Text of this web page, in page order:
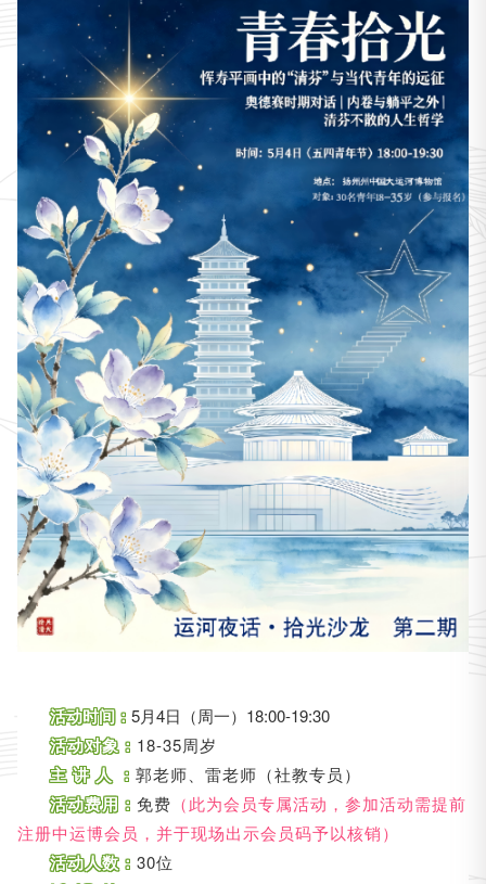
活动时间： 5月4日（周一）18:00-19:30
活动对象： 18-35周岁
主 讲 人 ： 郭老师、雷老师（社教专员）
活动费用： 免费 （此为会员专属活动，参加活动需提前
注册中运博会员，并于现场出示会员码予以核销）
活动人数： 30位